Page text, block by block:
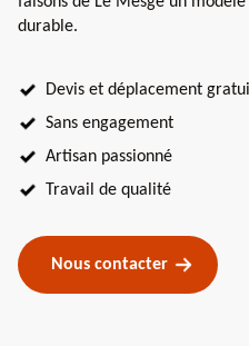
durable.
Devis et déplacement
Sans engagement
Artisan passionné
Travail de qualité
Nous contacter